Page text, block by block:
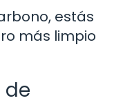
estás
más limpio
de